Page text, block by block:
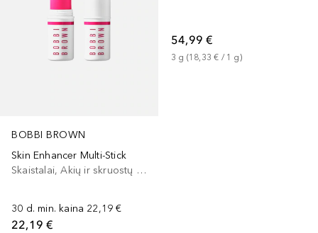
BOBBI BROWN
Skin Enhancer Multi-Stick
Skaistalai, Akių ir skruostų dažai, Lūpų ir skruostų dažai
30 d. min. kaina 22,19 €
22,19 €
54,99 €
3 g (18,33 € / 1 g)